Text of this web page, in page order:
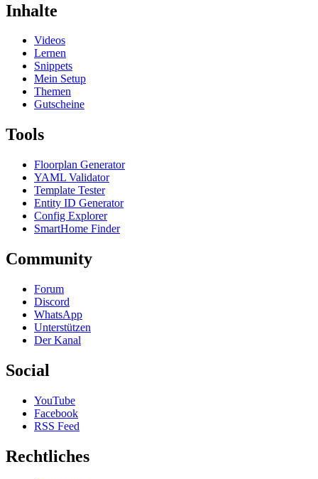
Inhalte
Videos
Lernen
Snippets
Mein Setup
Themen
Gutscheine
Tools
Floorplan Generator
YAML Validator
Template Tester
Entity ID Generator
Config Explorer
SmartHome Finder
Community
Forum
Discord
WhatsApp
Unterstützen
Der Kanal
Social
YouTube
Facebook
RSS Feed
Rechtliches